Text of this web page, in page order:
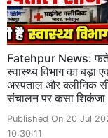
Fatehpur News:
स्वास्थ्य विभाग का बड़ा
अस्पताल और क्लीनिक
संचालन पर कसा शिकंजा
Published On 20 Jul
10:30:11